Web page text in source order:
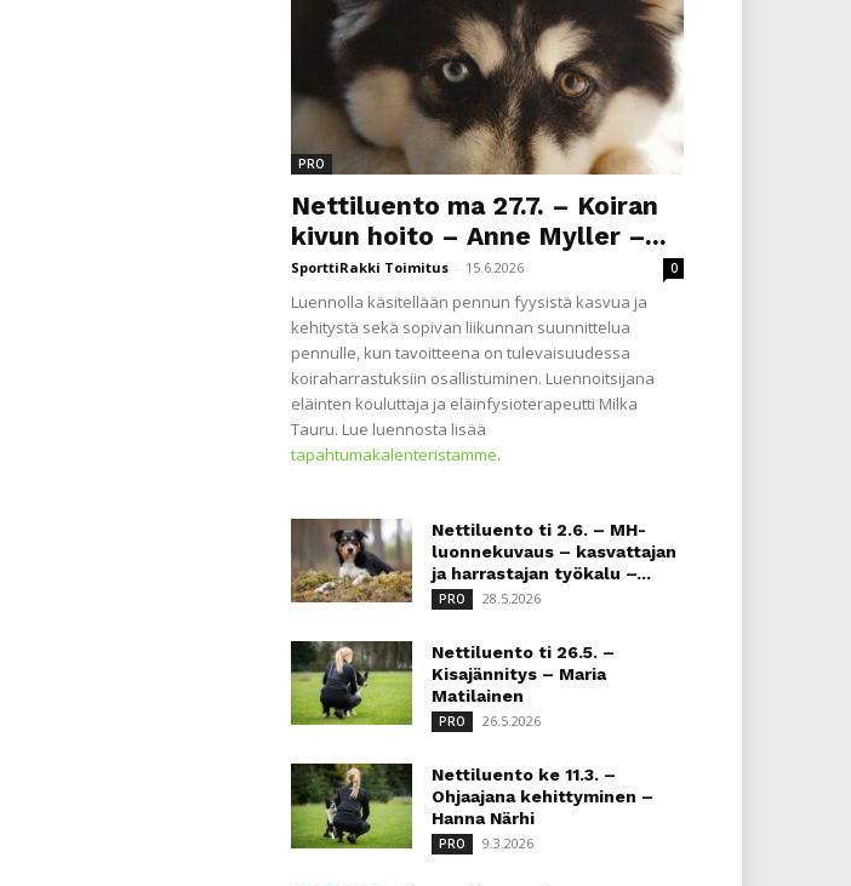
PRO
Nettiluento ma 27.7. – Koiran
kivun hoito – Anne Myller –...
SporttiRakki Toimitus - 15.6.2026 0
Luennolla käsitellään pennun fyysistä kasvua ja
kehitystä sekä sopivan liikunnan suunnittelua
pennulle, kun tavoitteena on tulevaisuudessa
koiraharrastuksiin osallistuminen. Luennoitsijana
eläinten kouluttaja ja eläinfysioterapeutti Milka
Tauru. Lue luennosta lisää
tapahtumakalenteristamme.
Nettiluento ti 2.6. – MH-
luonnekuvaus – kasvattajan
ja harrastajan työkalu –...
PRO 28.5.2026
Nettiluento ti 26.5. –
Kisajännitys – Maria
Matilainen
PRO 26.5.2026
Nettiluento ke 11.3. –
Ohjaajana kehittyminen –
Hanna Närhi
PRO 9.3.2026